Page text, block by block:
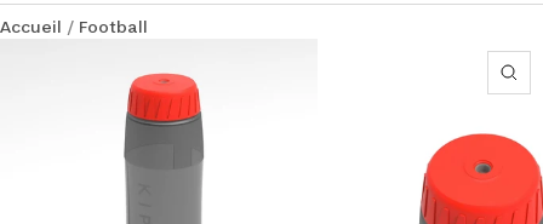
Accueil Football